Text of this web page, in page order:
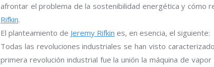
afrontar el problema de la sostenibilidad energética y cómo
Rifkin.
El planteamiento de Jeremy Rifkin es, en esencia, el siguiente:
Todas las revoluciones industriales se han visto
primera revolución industrial fue la unión la máquina de